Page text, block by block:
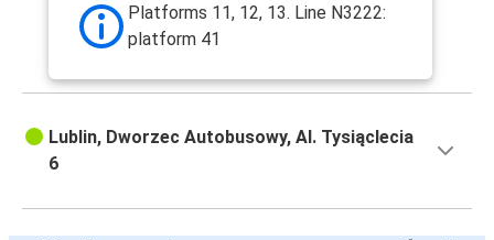
Platforms 11, 12, 13. Line N3222:
platform 41
Lublin, Dworzec Autobusowy, Al. Tysiąclecia
6